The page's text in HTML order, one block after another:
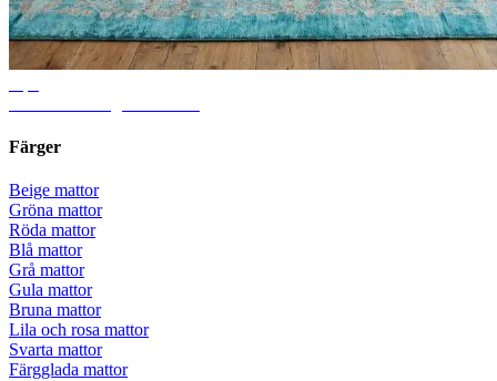
Färger
Beige mattor
Gröna mattor
Röda mattor
Blå mattor
Grå mattor
Gula mattor
Bruna mattor
Lila och rosa mattor
Svarta mattor
Färgglada mattor